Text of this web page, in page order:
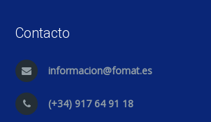
Contacto
informacion@fomat.es
(+34) 917 64 91 18